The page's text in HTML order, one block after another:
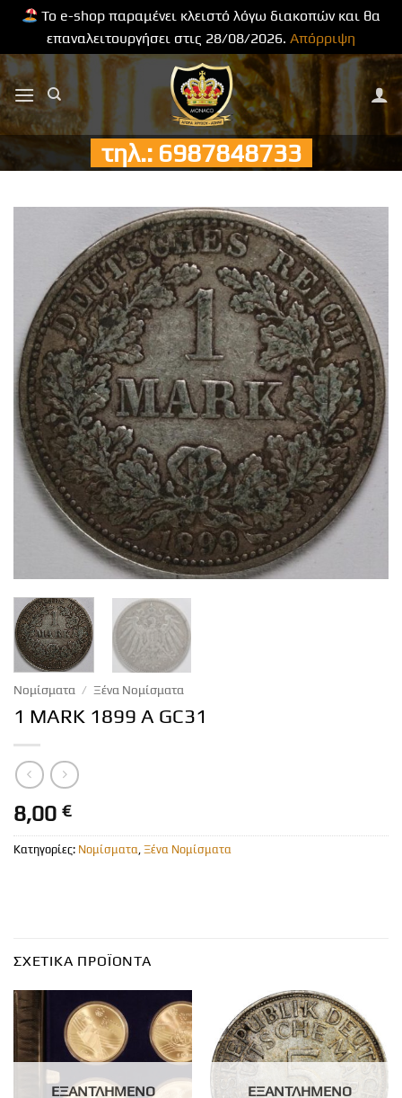
Το e-shop παραμένει κλειστό λόγω διακοπών και θα
επαναλειτουργήσει στις 28/08/2026. Απόρριψη
Μετάβαση
στο
περιεχόμενο
τηλ.: 6987848733
Νομίσματα / Ξένα Νομίσματα
1 MARK 1899 A GC31
8,00 €
Κατηγορίες: Νομίσματα, Ξένα Νομίσματα
ΣΧΕΤΙΚΆ ΠΡΟΪΌΝΤΑ
ΕΞΑΝΤΛΗΜΈΝΟ ΕΞΑΝΤΛΗΜΈΝΟ